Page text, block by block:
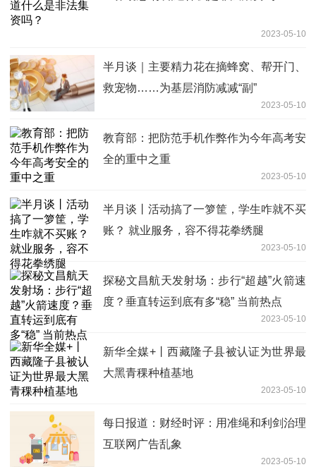
2023-05-10
半月谈｜主要精力花在摘蜂窝、帮开门、
救宠物……为基层消防减减“副”
2023-05-10
教育部：把防范手机作弊作为今年高考安
全的重中之重
2023-05-10
半月谈丨活动搞了一箩筐，学生咋就不买
账？ 就业服务，容不得花拳绣腿
2023-05-10
探秘文昌航天发射场：步行“超越”火箭速
度？垂直转运到底有多“稳” 当前热点
2023-05-10
新华全媒+丨西藏隆子县被认证为世界最
大黑青稞种植基地
2023-05-10
每日报道：财经时评：用准绳和利剑治理
互联网广告乱象
2023-05-10